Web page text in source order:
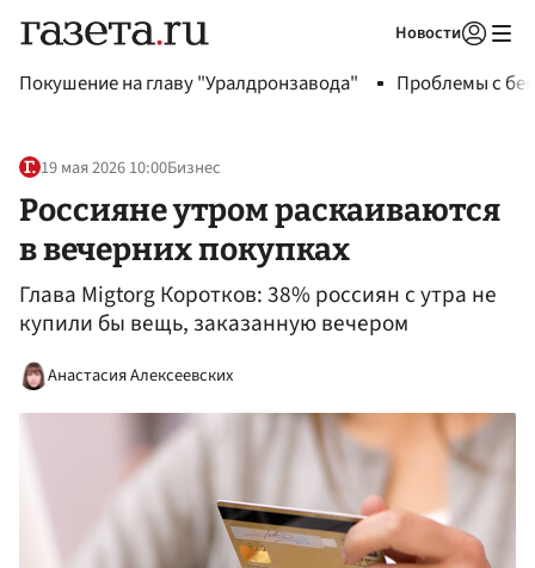
Новости
Покушение на главу "Уралдронзавода" Проблемы с
19 мая 2026 10:00Бизнес
Россияне утром раскаиваются
в вечерних покупках
Глава Migtorg Коротков: 38% россиян с утра не
купили бы вещь, заказанную вечером
Анастасия Алексеевских